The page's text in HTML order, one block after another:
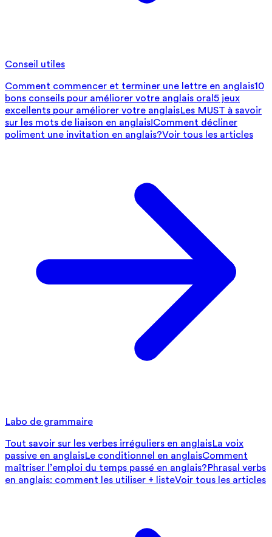
Conseil utiles
Comment commencer et terminer une lettre en anglais10
bons conseils pour améliorer votre anglais oral 5 jeux
excellents pour améliorer votre anglaisLes MUST à savoir
sur les mots de liaison en anglais!Comment décliner
poliment une invitation en anglais?Voir tous les articles
Labo de grammaire
Tout savoir sur les verbes irréguliers en anglaisLa voix
passive en anglaisLe conditionnel en anglaisComment
maîtriser l’emploi du temps passé en anglais?Phrasal verbs
en anglais: comment les utiliser + listeVoir tous les articles